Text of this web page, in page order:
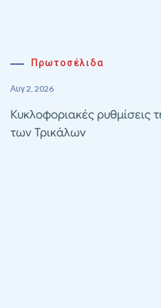
Πρωτοσέλιδα
Αυγ 2, 2026
Κυκλοφοριακές ρυθμίσεις
των Τρικάλων